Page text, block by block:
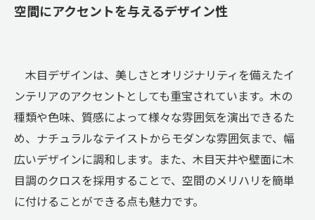
空間にアクセントを与えるデザイン性
木目デザインは、美しさとオリジナリティを備えたイ
ンテリアのアクセントとしても重宝されています。木の
種類や色味、質感によって様々な雰囲気を演出できるた
め、ナチュラルなテイストからモダンな雰囲気まで、幅
広いデザインに調和します。また、木目天井や壁面に木
目調のクロスを採用することで、空間のメリハリを簡単
に付けることができる点も魅力です。